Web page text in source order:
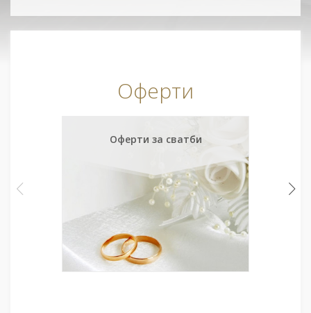
Оферти
Оферти за сватби